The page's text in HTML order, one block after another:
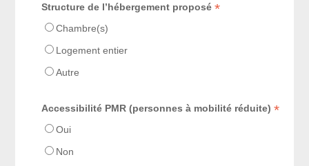
Structure de l’hébergement proposé*
Chambre(s)
Logement entier
Autre
Accessibilité PMR (personnes à mobilité réduite)*
Oui
Non